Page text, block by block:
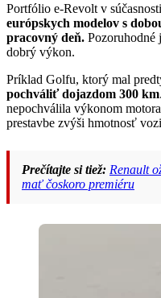
Portfólio e-Revolt v
európskych modelov s
pracovný deň. Pozoruhodné
dobrý výkon.
Príklad Golfu, ktorý mal
pochváliť dojazdom 300 km
nepochválila výkonom
prestavbe zvýši hmotnosť
Prečítajte si tiež: Renault
mať čoskoro premiéru